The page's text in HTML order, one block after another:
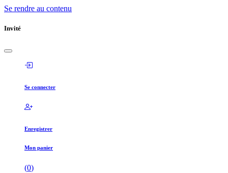
Se rendre au contenu
Invité
Se connecter
Enregistrer
Mon panier
(0)